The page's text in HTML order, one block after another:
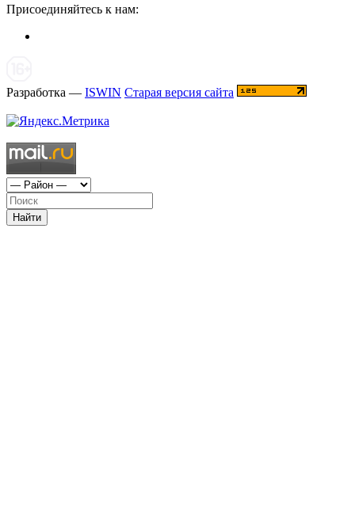
Присоединяйтесь к нам:
Разработка — ISWIN Старая версия сайта
Найти